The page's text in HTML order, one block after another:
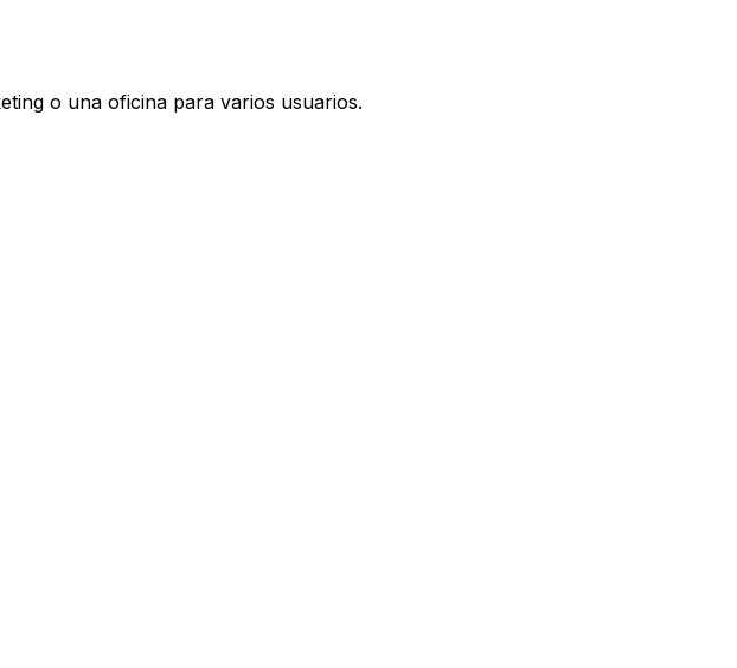
o una oficina para varios usuarios.